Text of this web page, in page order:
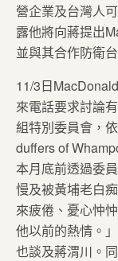
營企業及台灣人
露他將向蔣提出
並與其合作防衛
11/3日
來電話要求討論
組特別委員會，
duffers of
本月底前透過委
慢及被黃埔老白
來疲倦、憂心忡
他以前的熱情。
也談及蔣渭川。